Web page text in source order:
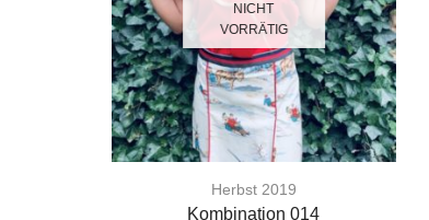
NICHT
VORRÄTIG
Herbst 2019
Kombination 014